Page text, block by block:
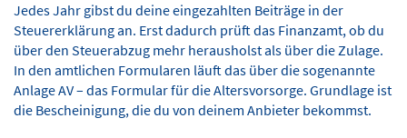
Jedes Jahr gibst du deine eingezahlten Beiträge in der
Steuererklärung an. Erst dadurch prüft das Finanzamt, ob du
über den Steuerabzug mehr herausholst als über die Zulage.
In den amtlichen Formularen läuft das über die sogenannte
Anlage AV – das Formular für die Altersvorsorge. Grundlage ist
die Bescheinigung, die du von deinem Anbieter bekommst.